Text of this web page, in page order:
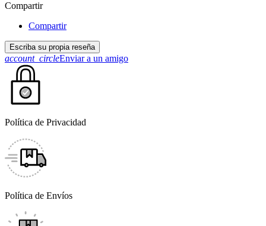
Compartir
Compartir
Escriba su propia reseña
account_circleEnviar a un amigo
Política de Privacidad
Política de Envíos